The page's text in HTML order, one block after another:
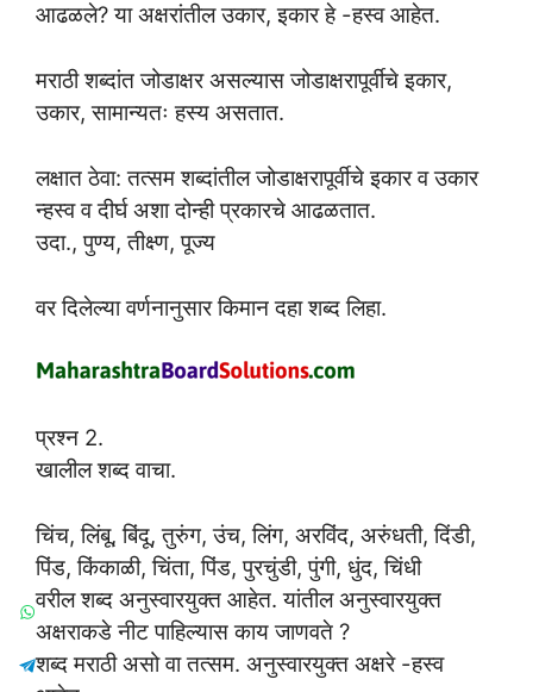
आढळले? या अक्षरांतील उकार, इकार हे -हस्व आहेत.
मराठी शब्दांत जोडाक्षर असल्यास जोडाक्षरापूर्वीचे इकार,
उकार, सामान्यतः हस्य असतात.
लक्षात ठेवा: तत्सम शब्दांतील जोडाक्षरापूर्वीचे इकार व उकार
न्हस्व व दीर्घ अशा दोन्ही प्रकारचे आढळतात.
उदा., पुण्य, तीक्ष्ण, पूज्य
वर दिलेल्या वर्णनानुसार किमान दहा शब्द लिहा.
प्रश्न 2.
खालील शब्द वाचा.
चिंच, लिंबू, बिंदू, तुरुंग, उंच, लिंग, अरविंद, अरुंधती, दिंडी,
पिंड, किंकाळी, चिंता, पिंड, पुरचुंडी, पुंगी, धुंद, चिंधी
वरील शब्द अनुस्वारयुक्त आहेत. यांतील अनुस्वारयुक्त
अक्षराकडे नीट पाहिल्यास काय जाणवते ?
शब्द मराठी असो वा तत्सम. अनुस्वारयुक्त अक्षरे -हस्व